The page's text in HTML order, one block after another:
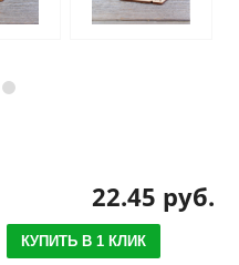
22.45 руб.
КУПИТЬ В 1 КЛИК